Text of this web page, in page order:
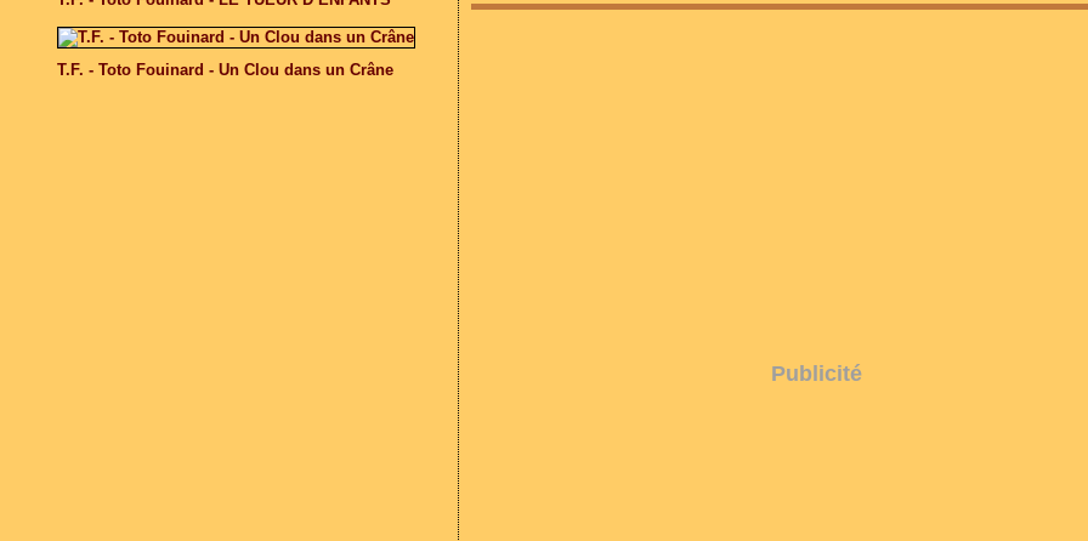
T.F. - Toto Fouinard - Un Clou dans un Crâne
Publicité